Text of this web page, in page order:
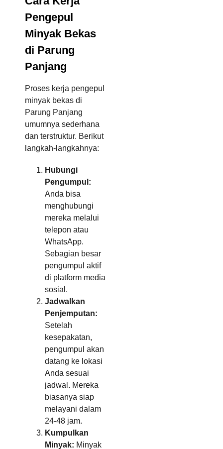
Pengepul
Minyak Bekas
di Parung
Panjang
Proses kerja pengepul
minyak bekas di
Parung Panjang
umumnya sederhana
dan terstruktur. Berikut
langkah-langkahnya:
Hubungi
Pengumpul:
Anda bisa
menghubungi
mereka melalui
telepon atau
WhatsApp.
Sebagian besar
pengumpul aktif
di platform media
sosial.
Jadwalkan
Penjemputan:
Setelah
kesepakatan,
pengumpul akan
datang ke lokasi
Anda sesuai
jadwal. Mereka
biasanya siap
melayani dalam
24-48 jam.
Kumpulkan
Minyak: Minyak